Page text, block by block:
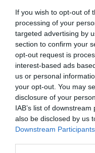
If you wish to opt-out of
processing of your
targeted advertising by
section to confirm your
opt-out request is
interest-based ads
us or personal
your opt-out. You may
disclosure of your
IAB’s list of
also be disclosed by us
Downstream Participants
amely ha kikerülne,
nyomás.
A világ
biztosítja. A háború
tengeri kikötőiből havi
küldött szét szerte a
A témáról korábban itt